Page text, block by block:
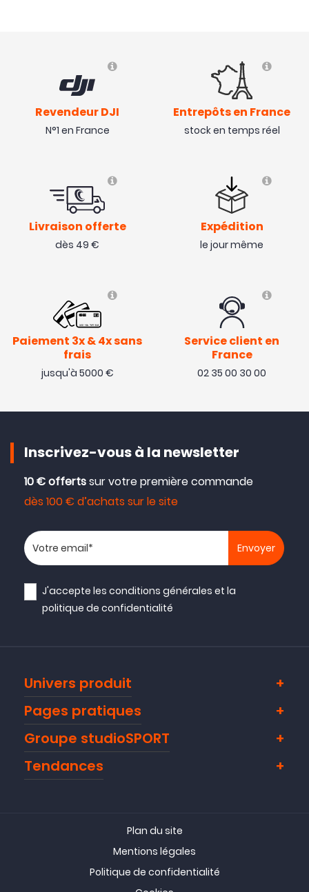
- 10 €
Revendeur DJI
N°1 en France
Entrepôts en France
stock en temps réel
Livraison offerte
dès 49 €
Expédition
le jour même
Paiement 3x & 4x sans
frais
jusqu'à 5000 €
Service client en
France
02 35 00 30 00
Inscrivez-vous à la newsletter
10 € offertssur votre première commande
dès 100 € d’achats sur le site
Votre adresse email
J'accepte lesconditions générales et la
politique de confidentialité
Univers produit
Pages pratiques
Groupe studioSPORT
Tendances
Plan du site
Mentions légales
Politique de confidentialité